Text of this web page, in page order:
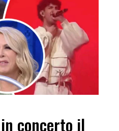
concerto il